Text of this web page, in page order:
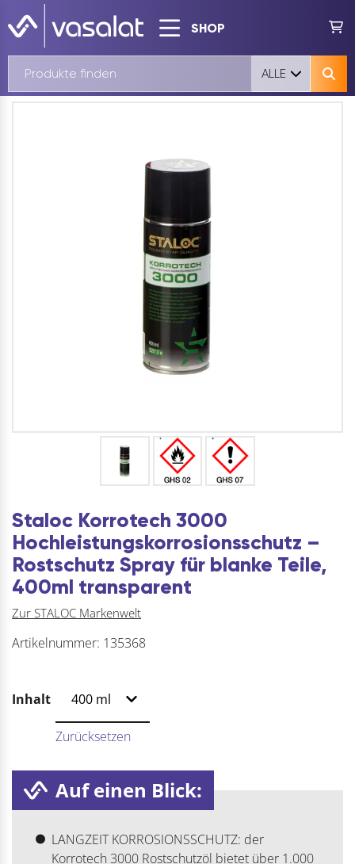
SHOP
ALLE
Staloc Korrotech 3000
Hochleistungskorrosionsschutz –
Rostschutz Spray für blanke Teile,
400ml transparent
Zur STALOC Markenwelt
Artikelnummer: 135368
Inhalt
Zurücksetzen
Auf einen Blick:
LANGZEIT KORROSIONSSCHUTZ: der
Korrotech 3000 Rostschutzöl bietet über 1.000